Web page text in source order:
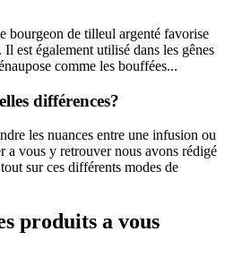
bourgeon de tilleul argenté favorise
est également utilisé dans les gênes
comme les bouffées...
différences?
les nuances entre une infusion ou
a vous y retrouver nous avons rédigé
sur ces différents modes de
produits a vous